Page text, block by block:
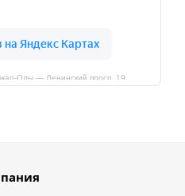
— Ленинский просп.,19